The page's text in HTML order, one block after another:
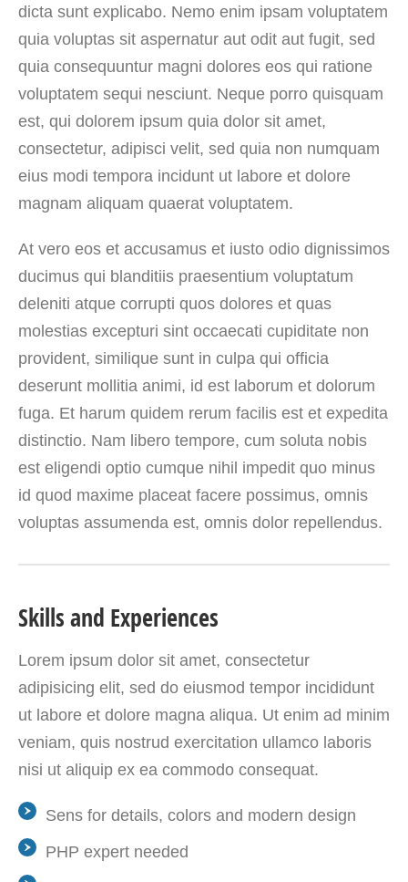
dicta sunt explicabo. Nemo enim ipsam voluptatem
quia voluptas sit aspernatur aut odit aut fugit, sed
quia consequuntur magni dolores eos qui ratione
voluptatem sequi nesciunt. Neque porro quisquam
est, qui dolorem ipsum quia dolor sit amet,
consectetur, adipisci velit, sed quia non numquam
eius modi tempora incidunt ut labore et dolore
magnam aliquam quaerat voluptatem.
At vero eos et accusamus et iusto odio dignissimos
ducimus qui blanditiis praesentium voluptatum
deleniti atque corrupti quos dolores et quas
molestias excepturi sint occaecati cupiditate non
provident, similique sunt in culpa qui officia
deserunt mollitia animi, id est laborum et dolorum
fuga. Et harum quidem rerum facilis est et expedita
distinctio. Nam libero tempore, cum soluta nobis
est eligendi optio cumque nihil impedit quo minus
id quod maxime placeat facere possimus, omnis
voluptas assumenda est, omnis dolor repellendus.
Skills and Experiences
Lorem ipsum dolor sit amet, consectetur
adipisicing elit, sed do eiusmod tempor incididunt
ut labore et dolore magna aliqua. Ut enim ad minim
veniam, quis nostrud exercitation ullamco laboris
nisi ut aliquip ex ea commodo consequat.
Sens for details, colors and modern design
PHP expert needed